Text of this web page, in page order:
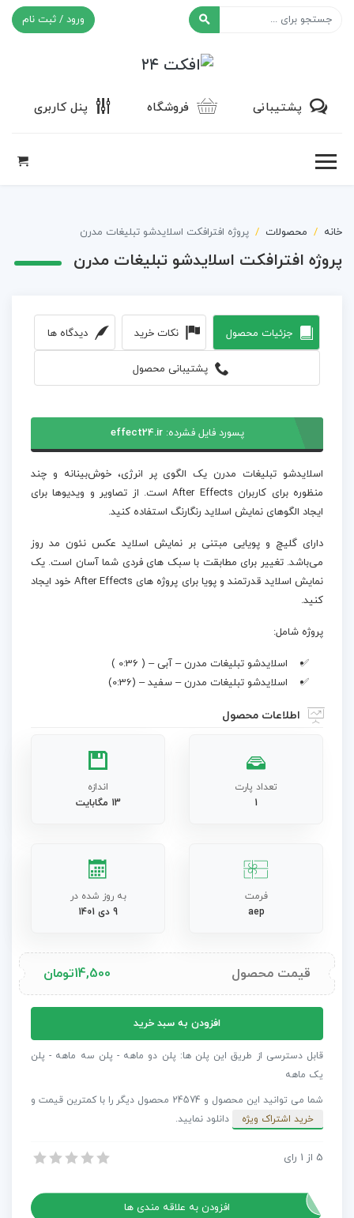
ورود / ثبت نام
پشتیبانی فروشگاه پنل کاربری
خانه محصولات پروژه افترافکت اسلایدشو تبلیغات مدرن
پروژه افترافکت اسلایدشو تبلیغات مدرن
جزئیات محصول نکات خرید دیدگاه ها
پشتیبانی محصول
پسورد فایل فشرده:effect24.ir
اسلایدشو تبلیغات مدرن یک الگوی پر انرژی، خوش‌بینانه و چند
منظوره برای کاربران After Effects است. از تصاویر و ویدیوها برای
ایجاد الگوهای نمایش اسلاید رنگارنگ استفاده کنید.
دارای گلیچ و پویایی مبتنی بر نمایش اسلاید عکس نئون مد روز
می‌باشد. تغییر برای مطابقت با سبک های فردی شما آسان است. یک
نمایش اسلاید قدرتمند و پویا برای پروژه های After Effects خود ایجاد
کنید.
پروژه شامل:
اسلایدشو تبلیغات مدرن – آبی – ( 0:36 )
اسلایدشو تبلیغات مدرن – سفید – (0:36)
اطلاعات محصول
تعداد پارت
1
اندازه
13 مگابایت
فرمت
aep
به روز شده در
9 دی 1401
قیمت محصول 14,500تومان
افترافکت
اسلایدشو
تبلیغات
افزودن به سبد خرید
قابل دسترسی از طریق این پلن ها: پلن دو ماهه - پلن سه ماهه - پلن
یک ماهه
شما می توانید این محصول و 24574 محصول دیگر را با کمترین قیمت و
خرید اشتراک ویژه
دانلود نمایید.
پروژه افترافکت اسلایدشو تبلیغات مدرن
5 از 1 رای
افزودن به علاقه مندی ها